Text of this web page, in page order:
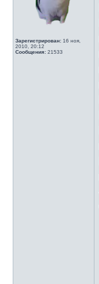
Зарегистрирован: 16 ноя,
2010, 20:12
Сообщения: 21533